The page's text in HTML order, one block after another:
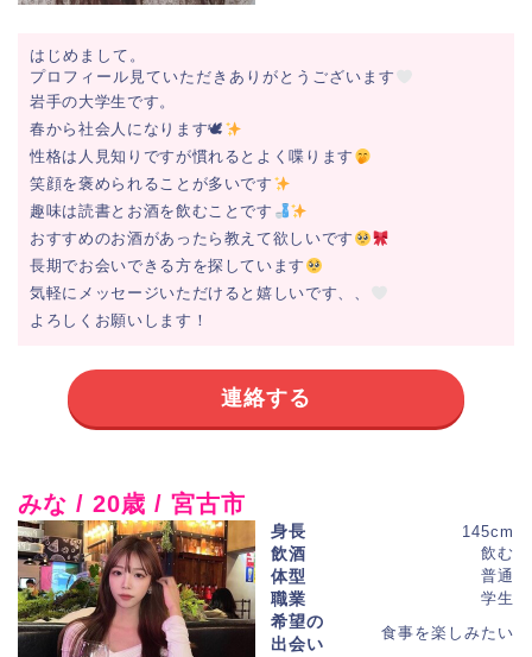
はじめまして。
プロフィール見ていただきありがとうございます
岩手の大学生です。
春から社会人になります🕊
性格は人見知りですが慣れるとよく喋ります
笑顔を褒められることが多いです
趣味は読書とお酒を飲むことです
おすすめのお酒があったら教えて欲しいです
長期でお会いできる方を探しています
気軽にメッセージいただけると嬉しいです、、
よろしくお願いします！
連絡する
みな / 20歳 / 宮古市
身長 145cm
飲酒 飲む
体型 普通
職業 学生
希望の
出会い
食事を楽しみたい